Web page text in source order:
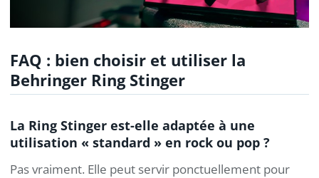
FAQ : bien choisir et utiliser la
Behringer Ring Stinger
La Ring Stinger est-elle adaptée à une
utilisation « standard » en rock ou pop ?
Pas vraiment. Elle peut servir ponctuellement pour